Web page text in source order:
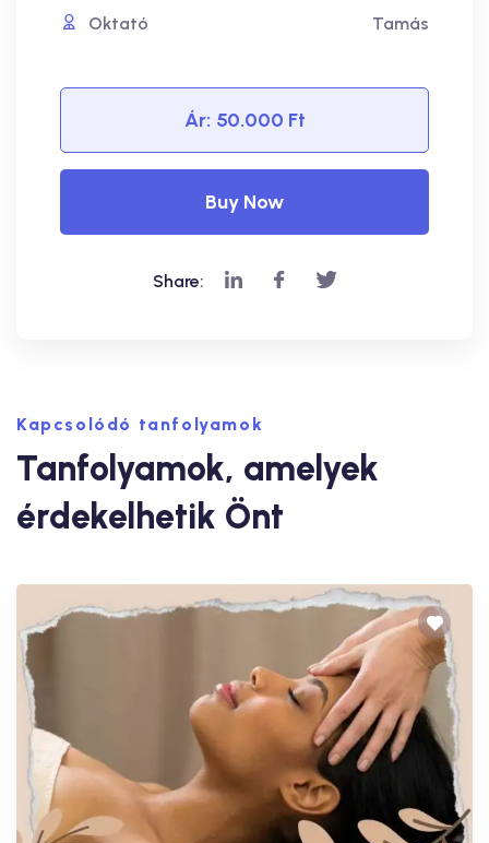
Oktató Tamás
Ár: 50.000 Ft
Buy Now
Share:
Kapcsolódó tanfolyamok
Tanfolyamok, amelyek
érdekelhetik Önt
Arcmasszázs és Dekoltázs Masszázs
Tanfolyam